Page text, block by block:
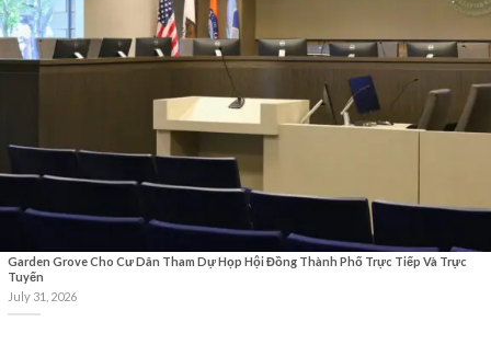
Garden Grove Cho Cư Dân Tham Dự Họp Hội Đồng Thành Phố Trực Tiếp Và Trực
Tuyến
July 31, 2026